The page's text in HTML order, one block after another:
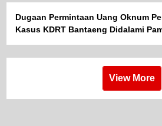
Dugaan Permintaan Uang Oknum
Kasus KDRT Bantaeng Didalami
View More